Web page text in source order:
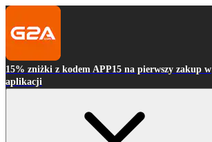
15% zniżki z kodem APP15 na pierwszy zakup w
aplikacji